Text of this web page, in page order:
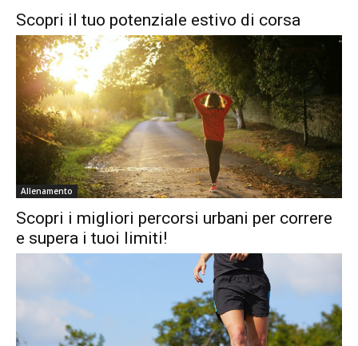
Scopri il tuo potenziale estivo di corsa
Allenamento
Scopri i migliori percorsi urbani per correre
e supera i tuoi limiti!